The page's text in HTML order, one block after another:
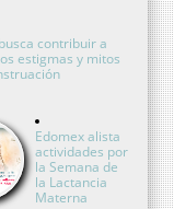
contribuir a
estigmas y mitos
Edomex alista
actividades por
la Semana de
la Lactancia
Materna